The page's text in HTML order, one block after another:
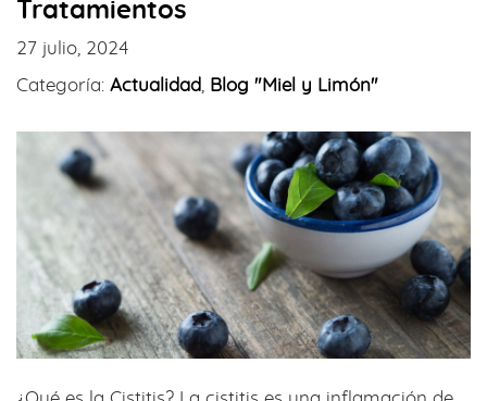
Tratamientos
27 julio, 2024
Categoría: Actualidad Blog "Miel y Limón"